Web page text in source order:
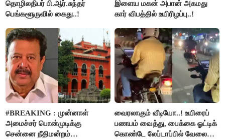
தொழிலதிபர் பி.ஆர்.சுந்தர்
பெங்களூருவில் கைது..!
இளைய மகன் அபான் அகமது
கார் விபத்தில் உயிரிழப்பு..!
#BREAKING : முன்னாள்
அமைச்சர் பொன்முடிக்கு
சென்னை நீதிமன்றம்
வைரலாகும் வீடியோ..! உயிரைப்
பணயம் வைத்து, பைக்கை ஓட்டிக்
கொண்டே லேப்டாப்பில் வேலை